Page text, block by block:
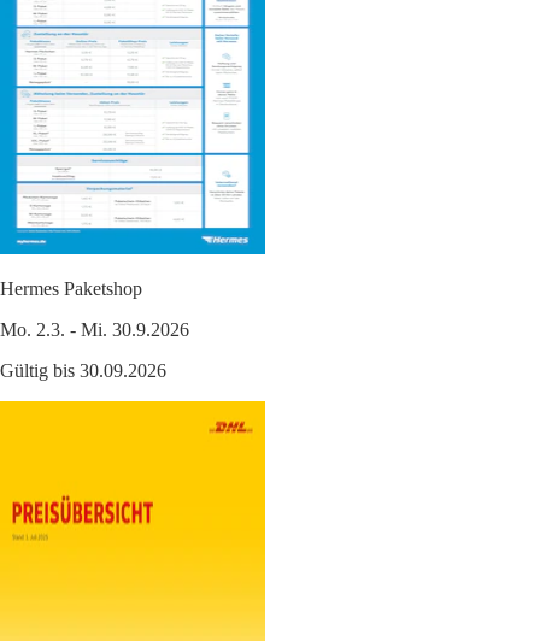
Hermes Paketshop
Mo. 2.3. - Mi. 30.9.2026
Gültig bis 30.09.2026